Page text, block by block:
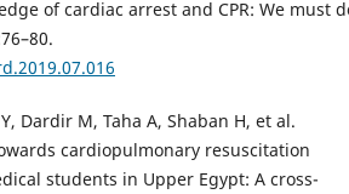
of cardiac arrest and CPR: We must
Dardir M, Taha A, Shaban H, et al.
cardiopulmonary resuscitation
students in Upper Egypt: A cross-